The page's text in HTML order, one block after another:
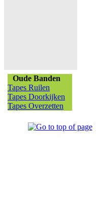
Oude Banden
Tapes Ruilen
Tapes Doorkijken
Tapes Overzetten